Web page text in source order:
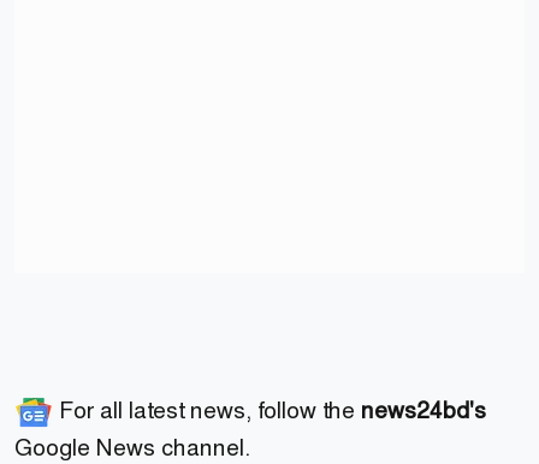
For all latest news, follow the news24bd's
Google News channel.